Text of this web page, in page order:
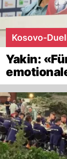
Kosovo-
Yakin: